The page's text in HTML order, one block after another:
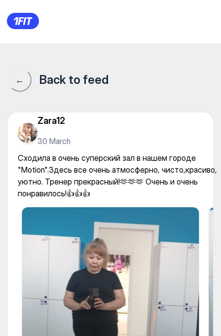
Motion — Stretching and
← Back to feed
Zara12
30 March
Сходила в очень суперский зал в нашем городе
"Motion".Здесь все очень атмосферно, чисто,красиво,
уютно. Тренер прекрасный!🫶🫶🫶 Очень и очень
понравилось!👍👍👍